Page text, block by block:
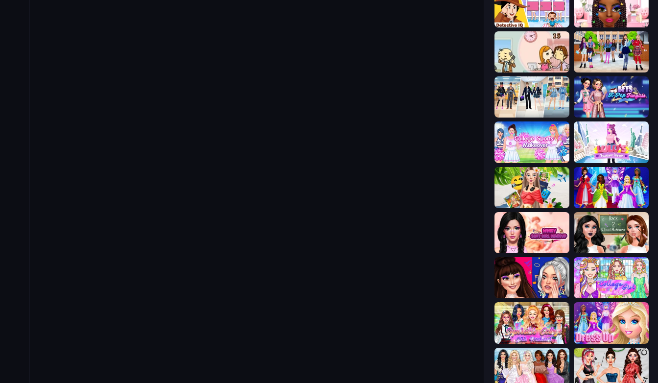
Detective IQ: Brain Games Braided Hairstyles Fashion
Office Kissing (Japanese) High School BFFs: Girls Team
College Girl & Boy Makeover BFFs K-Pop Fangirls
College Sport Team Makeover Lulu's Fashion World
Travel with Me: ASMR Edition Cinderella Dress Up Girl
Wendy Soft Girl Makeup
Teenage Celebrity Rivalry College Girl Coloring Dress Up
Superstar College Girls Makeover Princess Dress Up